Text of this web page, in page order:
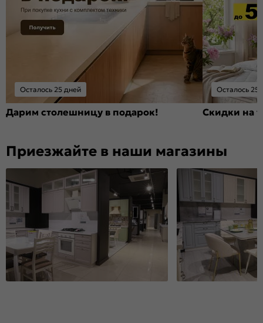
Осталось 25 дней
Дарим столешницу в подарок!
Осталось 25
Скидки на
Приезжайте в наши магазины